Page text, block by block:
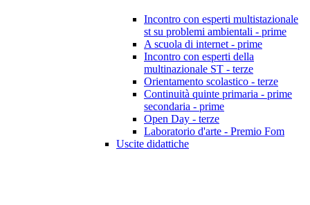
Incontro con esperti multistazionale
st su problemi ambientali - prime
A scuola di internet - prime
Incontro con esperti della
multinazionale ST - terze
Orientamento scolastico - terze
Continuità quinte primaria - prime
secondaria - prime
Open Day - terze
Laboratorio d'arte - Premio Fom
Uscite didattiche